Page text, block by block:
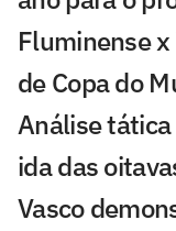
Fluminense
de Copa do
Análise
ida das
Vasco